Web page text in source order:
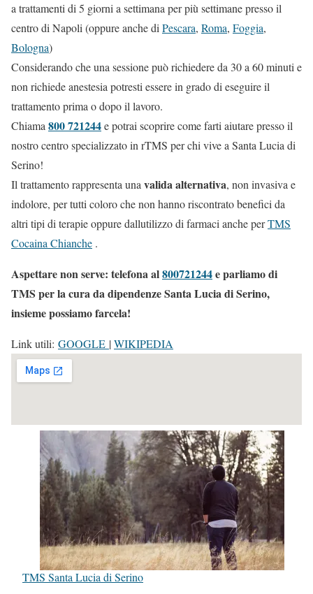
a trattamenti di 5 giorni a settimana per più settimane presso il
centro di Napoli (oppure anche di Pescara, Roma, Foggia,
Bologna)
Considerando che una sessione può richiedere da 30 a 60 minuti e
non richiede anestesia potresti essere in grado di eseguire il
trattamento prima o dopo il lavoro.
Chiama 800 721244e potrai scoprire come farti aiutare presso il
nostro centro specializzato in rTMS per chi vive a Santa Lucia di
Serino!
Il trattamento rappresenta una valida alternativa, non invasiva e
indolore, per tutti coloro che non hanno riscontrato benefici da
altri tipi di terapie oppure dallutilizzo di farmaci anche perTMS
Cocaina Chianche .
Aspettare non serve: telefona al800721244e parliamo di
TMS per la cura da dipendenze Santa Lucia di Serino,
insieme possiamo farcela!
Link utili: GOOGLE |WIKIPEDIA
TMS Santa Lucia di Serino